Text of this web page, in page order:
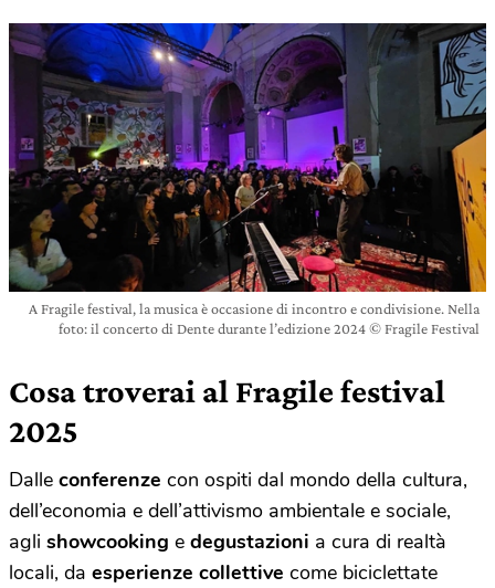
A Fragile festival, la musica è occasione di incontro e condivisione. Nella
foto: il concerto di Dente durante l’edizione 2024 © Fragile Festival
Cosa troverai al Fragile festival
2025
Dalle conferenze con ospiti dal mondo della cultura,
dell’economia e dell’attivismo ambientale e sociale,
agli showcooking e degustazioni a cura di realtà
locali, da esperienze collettive come biciclettate